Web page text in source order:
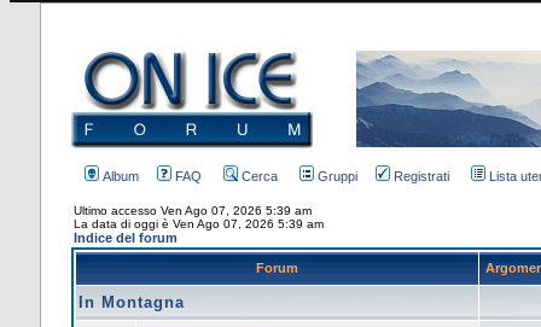
Album FAQ Cerca Gruppi Registrati Lista
Ultimo accesso Ven Ago 07, 2026 5:39 am
La data di oggi è Ven Ago 07, 2026 5:39 am
Indice del forum
Forum
In Montagna